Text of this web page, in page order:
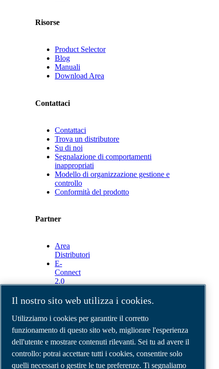
Risorse
Product Selector
Blog
Manuali
Download Area
Contattaci
Contattaci
Trova un distributore
Su di noi
Segnalazione di comportamenti
inappropriati
Modello di organizzazione gestione e
controllo
Conformità del prodotto
Partner
Area
Distributori
E-
Connect
2.0
Portal
Media
Gallery
©2026 Compressori d'aria ABAC
Note legali e privacy
Modulo resi
Il nostro sito web utilizza i cookies.
Utilizziamo i cookies per garantire il corretto
funzionamento di questo sito web, migliorare l'esperienza
dell'utente e mostrare contenuti rilevanti. Sei tu ad avere il
controllo: potrai accettare tutti i cookies, consentire solo
quelli necessari o gestire le tue preferenze. Ti segnaliamo